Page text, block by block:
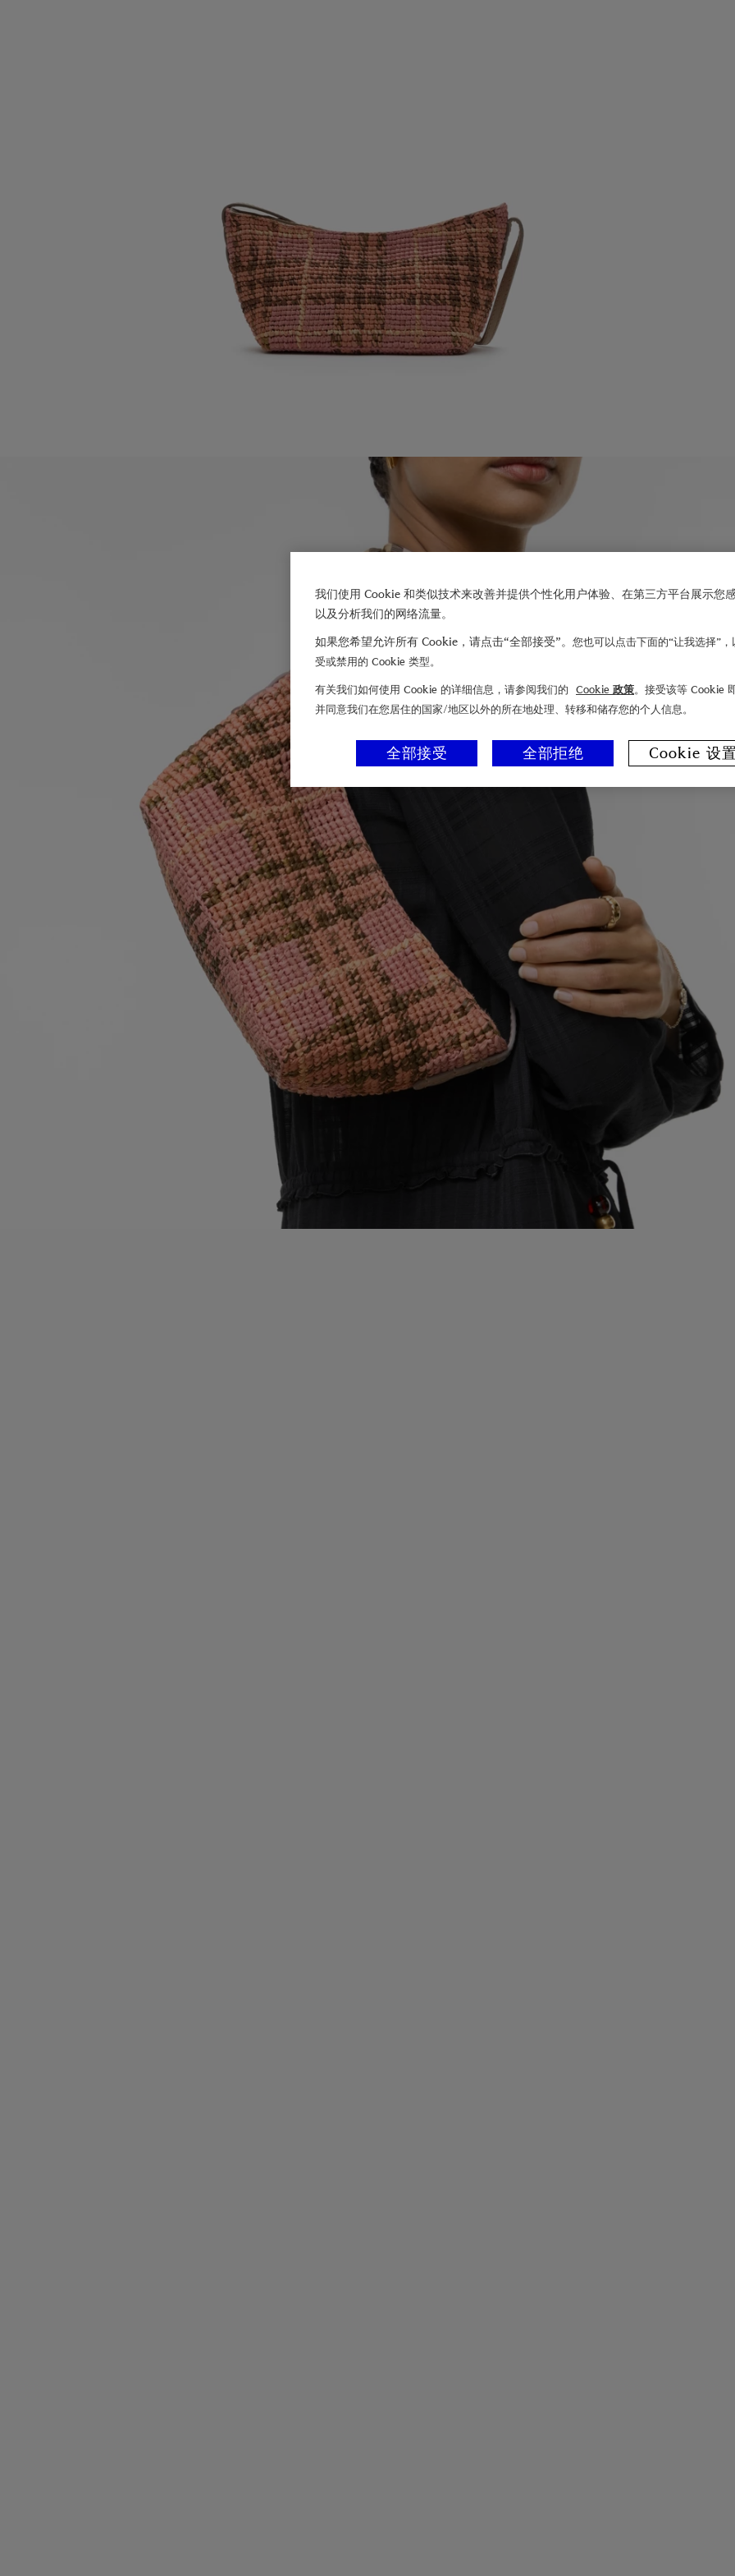
我们使用 Cookie 和类似技术来改善并提供个性化用户体验、在第三方平台展示您
以及分析我们的网络流量。
如果您希望允许所有 Cookie，请点击“全部接受”。 您也可以点击下面的“让我选择”
受或禁用的 Cookie 类型。
有关我们如何使用 Cookie 的详细信息，请参阅我们的 Cookie 政策。接受该等 Cookie
并同意我们在您居住的国家/地区以外的所在地处理、转移和储存您的个人信息。
全部拒绝
全部接受 Cookie 设